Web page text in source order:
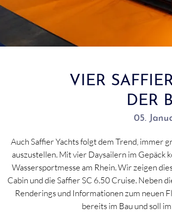
VIER
DER
05.
Auch Saffier Yachts folgt dem Trend, immer
auszustellen. Mit vier Daysailern im
Wassersportmesse am Rhein. Wir zeigen
Cabin und die Saffier SC 6.50 Cruise. Neben
Renderings und Informationen zum neuen
bereits im Bau und soll